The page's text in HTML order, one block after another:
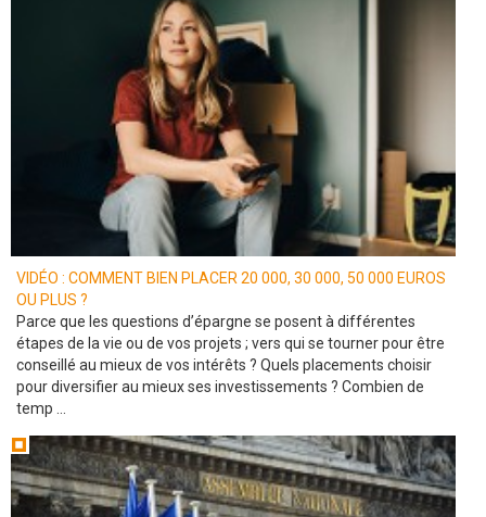
VIDÉO : COMMENT BIEN PLACER 20 000, 30 000, 50 000 EUROS
OU PLUS ?
Parce que les questions d’épargne se posent à différentes
étapes de la vie ou de vos projets ; vers qui se tourner pour être
conseillé au mieux de vos intérêts ? Quels placements choisir
pour diversifier au mieux ses investissements ? Combien de
temp ...